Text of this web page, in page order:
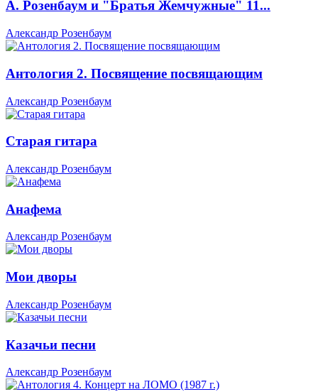
А. Розенбаум и "Братья Жемчужные" 11...
Александр Розенбаум
Антология 2. Посвящение посвящающим
Александр Розенбаум
Старая гитара
Александр Розенбаум
Анафема
Александр Розенбаум
Мои дворы
Александр Розенбаум
Казачьи песни
Александр Розенбаум